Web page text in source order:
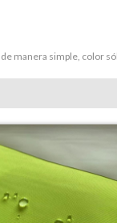
manera simple, color